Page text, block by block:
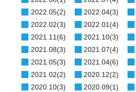
2022.05(2)
2022.04(3)
2022.02(3)
2022.01(4)
2021.11(6)
2021.10(3)
2021.08(3)
2021.07(4)
2021.05(3)
2021.04(6)
2021.02(2)
2020.12(2)
2020.10(3)
2020.09(1)